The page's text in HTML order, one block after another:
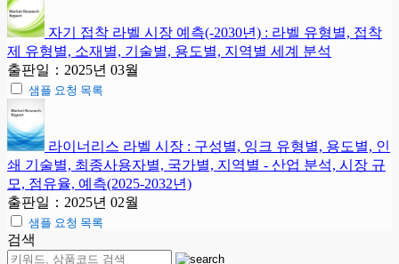
자기 접착 라벨 시장 예측(-2030년) : 라벨 유형별, 접착
제 유형별, 소재별, 기술별, 용도별, 지역별 세계 분석
출판일：2025년 03월
샘플 요청 목록
라이너리스 라벨 시장 : 구성별, 잉크 유형별, 용도별, 인
쇄 기술별, 최종사용자별, 국가별, 지역별 - 산업 분석, 시장 규
모, 점유율, 예측(2025-2032년)
출판일：2025년 02월
샘플 요청 목록
검색